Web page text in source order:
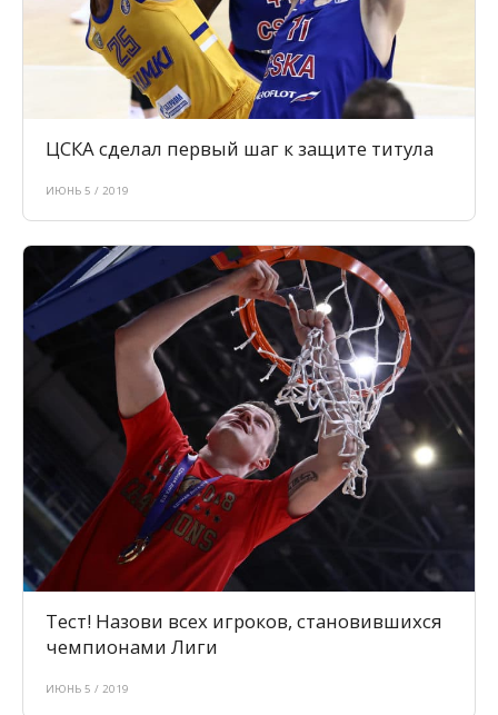
ЦСКА сделал первый шаг к защите титула
ИЮНЬ 5 / 2019
Тест! Назови всех игроков, становившихся
чемпионами Лиги
ИЮНЬ 5 / 2019